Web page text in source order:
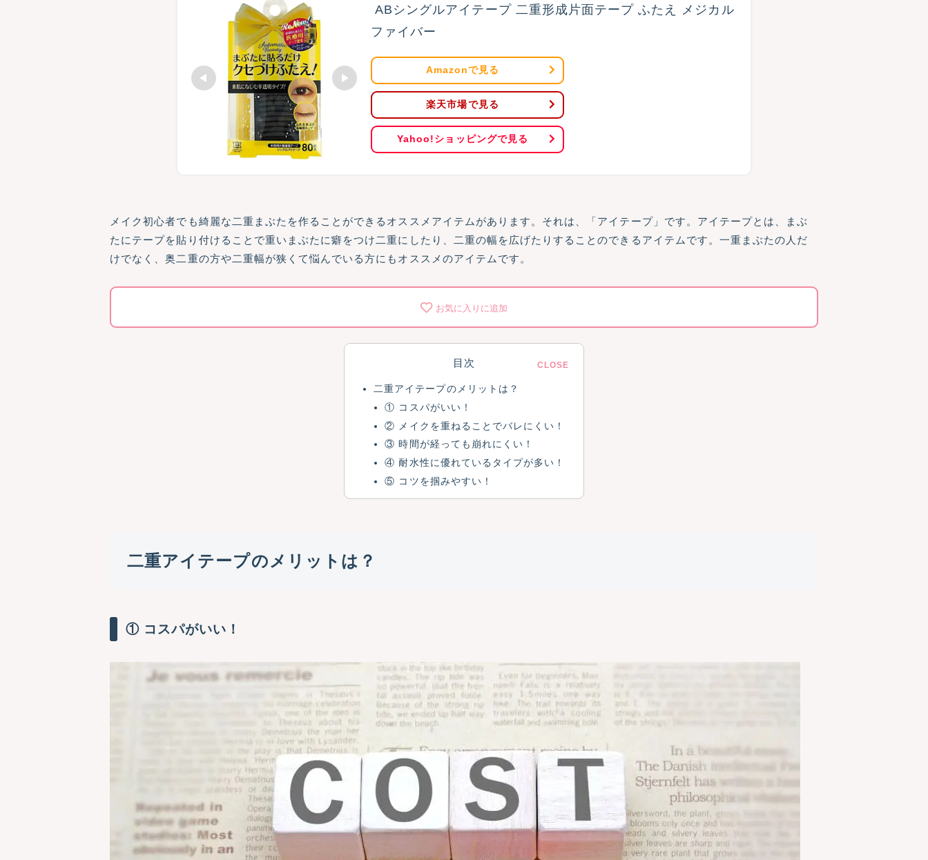
ABシングルアイテープ 二重形成片面テープ ふたえ メジカル
ファイバー
Amazonで見る
楽天市場で見る
Yahoo!ショッピングで見る
メイク初心者でも綺麗な二重まぶたを作ることができるオススメアイテムがあります。それは、「アイテープ」です。アイテープとは、まぶ
たにテープを貼り付けることで重いまぶたに癖をつけ二重にしたり、二重の幅を広げたりすることのできるアイテムです。一重まぶたの人だ
けでなく、奥二重の方や二重幅が狭くて悩んでいる方にもオススメのアイテムです。
お気に入りに追加
目次
二重アイテープのメリットは？
① コスパがいい！
② メイクを重ねることでバレにくい！
③ 時間が経っても崩れにくい！
④ 耐水性に優れているタイプが多い！
⑤ コツを掴みやすい！
二重アイテープのメリットは？
① コスパがいい！